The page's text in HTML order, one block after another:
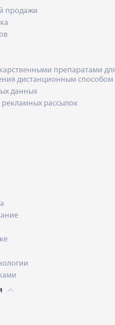
продажи
препаратами
дистанционным способом
данных
рассылок